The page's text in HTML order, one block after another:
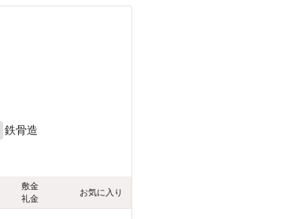
鉄骨造
敷金
礼金
お気に入り